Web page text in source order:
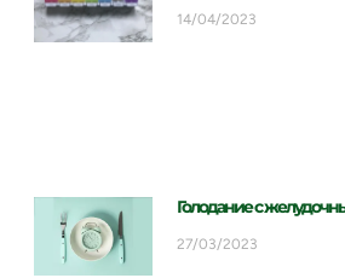
14/04/2023
Голодание с
27/03/2023